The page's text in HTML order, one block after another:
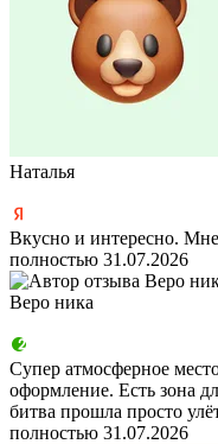
Наталья
Вкусно и интересно.
полностью 31.07.2026
Веро ника
Супер атмосферное
оформление. Есть зона
битва прошла просто
полностью 31.07.2026